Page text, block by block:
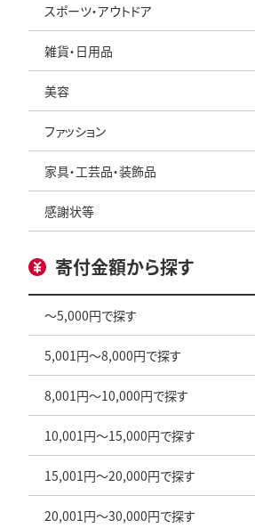
スポーツ・アウトドア
雑貨・日用品
美容
ファッション
家具・工芸品・装飾品
感謝状等
寄付金額から探す
～5,000円で探す
5,001円～8,000円で探す
8,001円～10,000円で探す
10,001円～15,000円で探す
15,001円～20,000円で探す
20,001円～30,000円で探す